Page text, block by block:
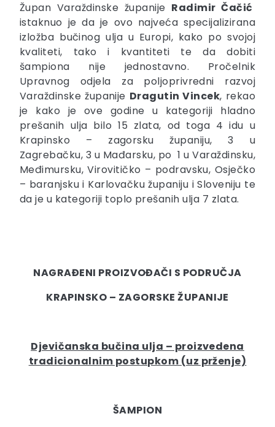
Župan Varaždinske županije Radimir Čačić
istaknuo je da je ovo najveća specijalizirana
izložba bučinog ulja u Europi, kako po svojoj
kvaliteti, tako i kvantiteti te da dobiti
šampiona nije jednostavno. Pročelnik
Upravnog odjela za poljoprivredni razvoj
Varaždinske županije Dragutin Vincek, rekao
je kako je ove godine u kategoriji hladno
prešanih ulja bilo 15 zlata, od toga 4 idu u
Krapinsko – zagorsku županiju, 3 u
Zagrebačku, 3 u Mađarsku, po 1 u Varaždinsku,
Međimursku, Virovitičko – podravsku, Osječko
– baranjsku i Karlovačku županiju i Sloveniju te
da je u kategoriji toplo prešanih ulja 7 zlata.
NAGRAĐENI PROIZVOĐAČI S PODRUČJA
KRAPINSKO – ZAGORSKE ŽUPANIJE
Djevičanska bučina ulja – proizvedena
tradicionalnim postupkom (uz prženje)
ŠAMPION